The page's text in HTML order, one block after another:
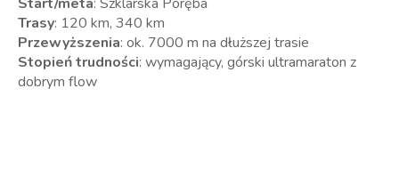
Trasy: 120 km, 340 km
Przewyższenia: ok. 7000 m na dłuższej trasie
Stopień trudności: wymagający, górski ultramaraton z
dobrym flow